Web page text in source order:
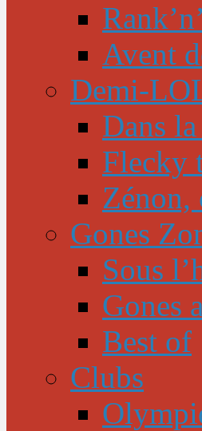
Avent
Demi-
Dans
Flecky
Zénon,
Gones
Sous
Gones
Best of
Clubs